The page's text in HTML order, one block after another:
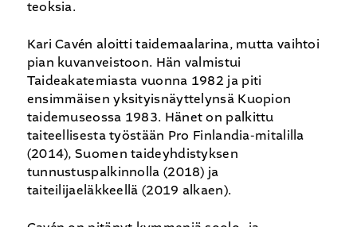
teoksia.
Kari Cavén aloitti taidemaalarina, mutta vaihtoi
pian kuvanveistoon. Hän valmistui
Taideakatemiasta vuonna 1982 ja piti
ensimmäisen yksityisnäyttelynsä Kuopion
taidemuseossa 1983. Hänet on palkittu
taiteellisesta työstään Pro Finlandia-mitalilla
(2014), Suomen taideyhdistyksen
tunnustuspalkinnolla (2018) ja
taiteilijaeläkkeellä (2019 alkaen).